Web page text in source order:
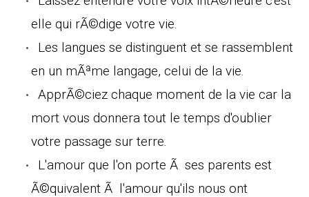
elle qui rÃ©dige votre vie.
Les langues se distinguent et se rassemblent
en un mÃªme langage, celui de la vie.
ApprÃ©ciez chaque moment de la vie car la
mort vous donnera tout le temps d'oublier
votre passage sur terre.
L'amour que l'on porte Ã ses parents est
Ã©quivalent Ã l'amour qu'ils nous ont